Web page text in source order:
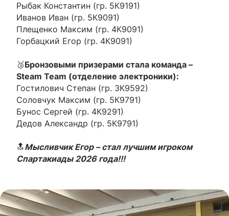
Рыбак Константин (гр. 5К9191)
Иванов Иван (гр. 5К9091)
Плещенко Максим (гр. 4К9091)
Горбацкий Егор (гр. 4К9091)
🥉Бронзовыми призерами стала команда –
Steam Team (отделение электроники):
Гостилович Степан (гр. 3К9592)
Соловчук Максим (гр. 5К9791)
Бунос Сергей (гр. 4К9291)
Дедов Александр (гр. 5К9791)
🔝Мысливчик Егор – стал лучшим игроком
Спартакиады 2026 года!!!